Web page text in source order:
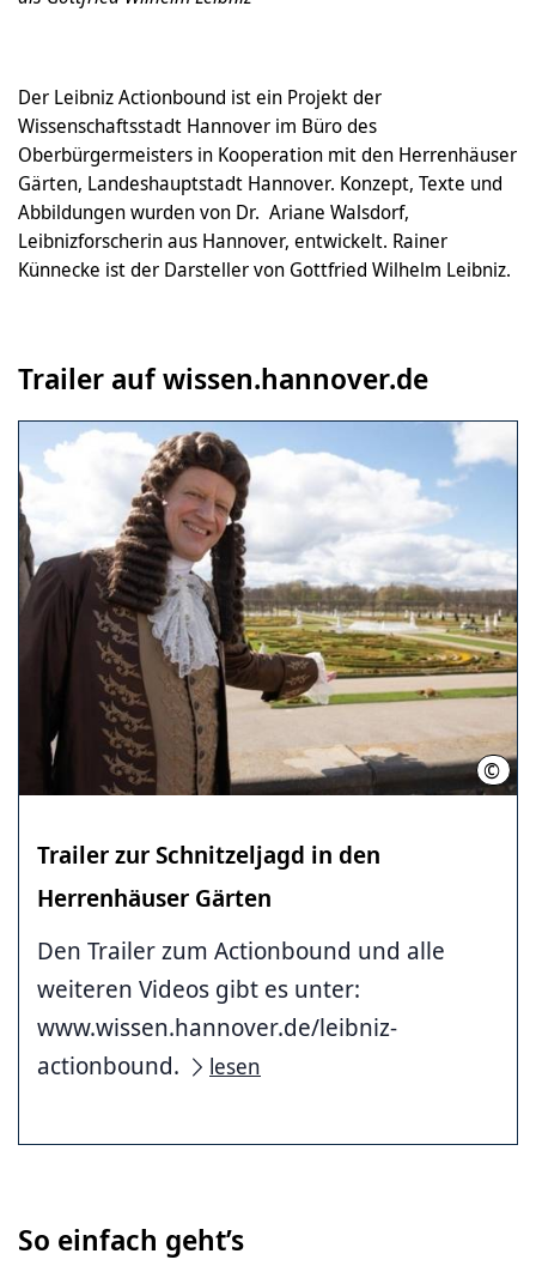
Der Leibniz Actionbound ist ein Projekt der
Wissenschaftsstadt Hannover im Büro des
Oberbürgermeisters in Kooperation mit den Herrenhäuser
Gärten, Landeshauptstadt Hannover. Konzept, Texte und
Abbildungen wurden von Dr. Ariane Walsdorf,
Leibnizforscherin aus Hannover, entwickelt. Rainer
Künnecke ist der Darsteller von Gottfried Wilhelm Leibniz.
Trailer auf wissen.hannover.de
©
Trailer zur Schnitzeljagd in den
Herrenhäuser Gärten
Den Trailer zum Actionbound und alle
weiteren Videos gibt es unter:
www.wissen.hannover.de/leibniz-
actionbound.
lesen
So einfach geht’s